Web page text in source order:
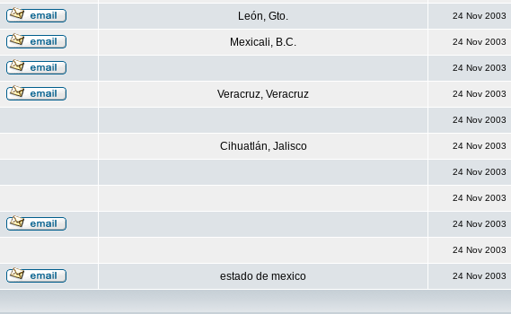
León, Gto. 24 Nov 2003
Mexicali, B.C. 24 Nov 2003
24 Nov 2003
Veracruz, Veracruz 24 Nov 2003
24 Nov 2003
Cihuatlán, Jalisco 24 Nov 2003
24 Nov 2003
24 Nov 2003
24 Nov 2003
24 Nov 2003
estado de mexico 24 Nov 2003